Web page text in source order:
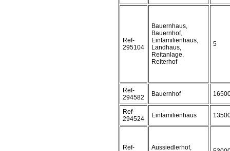
Ref-
295104
Bauernhaus,
Bauernhof,
Einfamilienhaus,
Landhaus,
Reitanlage,
Reiterhof
5
Ref-
294582
Bauernhof
Ref-
294524
Einfamilienhaus
Ref- Aussiedlerhof,